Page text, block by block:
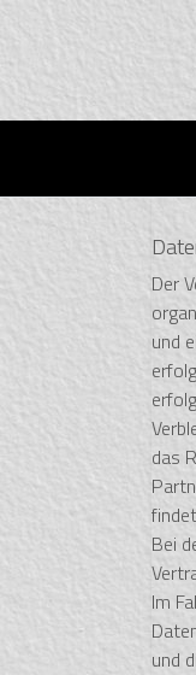
Der
und
das
Bei
Im
und